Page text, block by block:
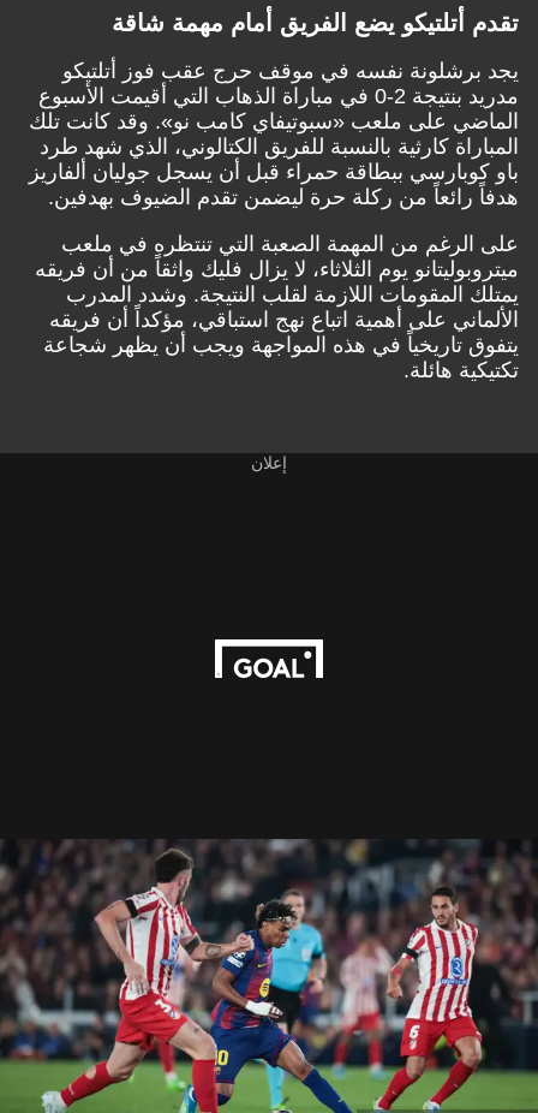
تقدم أتلتيكو يضع الفريق أمام مهمة شاقة
يجد برشلونة نفسه في موقف حرج عقب فوز أتلتيكو
مدريد بنتيجة 2-0 في مباراة الذهاب التي أقيمت الأسبوع
الماضي على ملعب «سبوتيفاي كامب نو». وقد كانت تلك
المباراة كارثية بالنسبة للفريق الكتالوني، الذي شهد طرد
باو كوبارسي ببطاقة حمراء قبل أن يسجل جوليان ألفاريز
هدفاً رائعاً من ركلة حرة ليضمن تقدم الضيوف بهدفين.
على الرغم من المهمة الصعبة التي تنتظره في ملعب
ميتروبوليتانو يوم الثلاثاء، لا يزال فليك واثقاً من أن فريقه
يمتلك المقومات اللازمة لقلب النتيجة. وشدد المدرب
الألماني على أهمية اتباع نهج استباقي، مؤكداً أن فريقه
يتفوق تاريخياً في هذه المواجهة ويجب أن يظهر شجاعة
تكتيكية هائلة.
إعلان